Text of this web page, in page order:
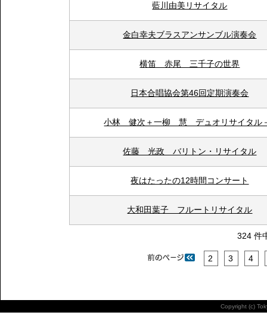
藍川由美リサイタル
金白幸夫ブラスアンサンブル演奏会
横笛 赤尾 三千子の世界
日本合唱協会第46回定期演奏会
小林 健次＋一柳 慧 デュオリサイタル
佐藤 光政 バリトン・リサイタル
夜はたったの12時間コンサート
大和田葉子 フルートリサイタル
324 件
2 3 4
Copyright (c)